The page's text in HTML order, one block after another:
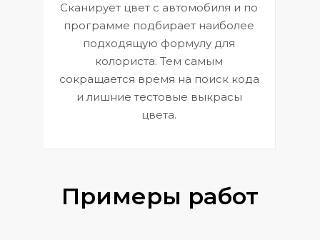
Сканирует цвет с автомобиля и по
программе подбирает наиболее
подходящую формулу для
колориста. Тем самым
сокращается время на поиск кода
и лишние тестовые выкрасы
цвета.
Примеры работ